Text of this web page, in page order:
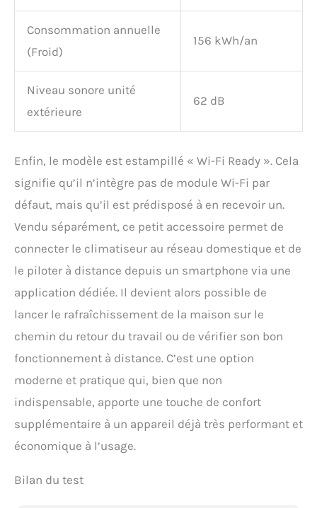
Consommation annuelle
(Froid)
156 kWh/an
Niveau sonore unité
extérieure
62 dB
Enfin, le modèle est estampillé « Wi-Fi Ready ». Cela
signifie qu’il n’intègre pas de module Wi-Fi par
défaut, mais qu’il est prédisposé à en recevoir un.
Vendu séparément, ce petit accessoire permet de
connecter le climatiseur au réseau domestique et de
le piloter à distance depuis un smartphone via une
application dédiée. Il devient alors possible de
lancer le rafraîchissement de la maison sur le
chemin du retour du travail ou de vérifier son bon
fonctionnement à distance. C’est une option
moderne et pratique qui, bien que non
indispensable, apporte une touche de confort
supplémentaire à un appareil déjà très performant et
économique à l’usage.
Bilan du test